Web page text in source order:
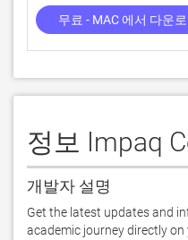
무료 - MAC 에서 다운
정보 Impaq
개발자 설명
Get the latest updates and
academic journey directly on